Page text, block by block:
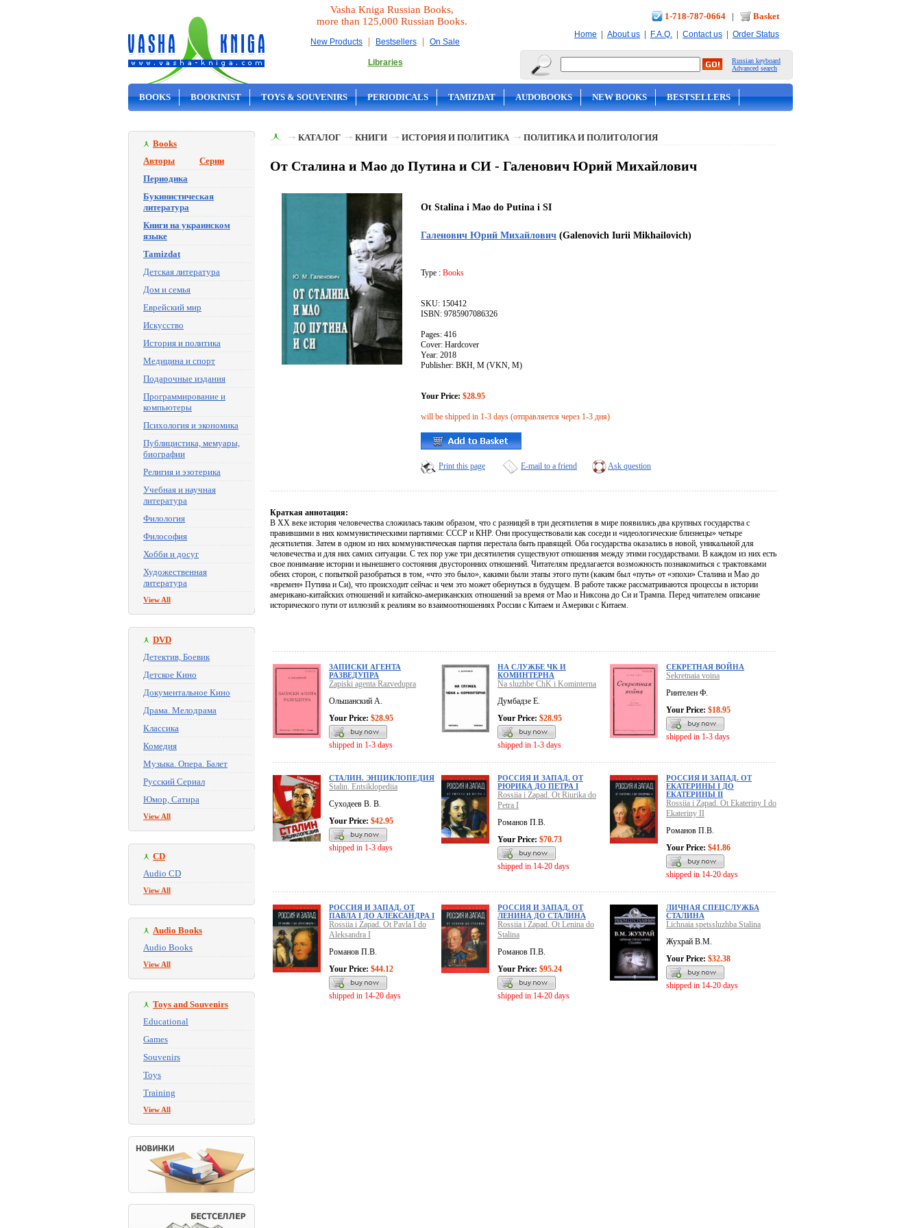
Vasha Kniga Russian Books,
more than 125,000 Russian Books.
New Products | Bestsellers | On Sale
Libraries
1-718-787-0664 | Basket
Home | About us | F.A.Q. | Contact us | Order Status
Russian keyboard
Advanced search
BOOKS BOOKINIST TOYS & SOUVENIRS PERIODICALS TAMIZDAT AUDOBOOKS NEW BOOKS BESTSELLERS
Books
Авторы
Серии
Периодика
Букинистическая
литература
Книги на украинском
языке
Tamizdat
Детская литература
Дом и семья
Еврейский мир
Искусство
История и политика
Медицина и спорт
Подарочные издания
Программирование и
компьютеры
Психология и экономика
Публицистика, мемуары,
биографии
Религия и эзотерика
Учебная и научная
литература
Филология
Философия
Хобби и досуг
Художественная
литература
View All
DVD
Детектив, Боевик
Детское Кино
Документальное Кино
Драма. Мелодрама
Классика
Комедия
Музыка. Опера. Балет
Русский Сериал
Юмор, Сатира
View All
CD
Audio CD
View All
Audio Books
Audio Books
View All
Toys and Souvenirs
Educational
Games
Souvenirs
Toys
Training
View All
КАТАЛОГ КНИГИ ИСТОРИЯ И ПОЛИТИКА ПОЛИТИКА И ПОЛИТОЛОГИЯ
От Сталина и Мао до Путина и СИ - Галенович Юрий Михайлович
Ot Stalina i Mao do Putina i SI
Галенович Юрий Михайлович (Galenovich Iurii Mikhailovich)
Type : Books
SKU: 150412
ISBN: 9785907086326
Pages: 416
Cover: Hardcover
Year: 2018
Publisher: ВКН, М (VKN, M)
Your Price: $28.95
will be shipped in 1-3 days (отправляется через 1-3 дня)
Print this page E-mail to a friend Ask question
Краткая аннотация:
В XX веке история человечества сложилась таким образом, что с разницей в три десятилетия в мире появились два крупных государства с
правившими в них коммунистическими партиями: СССР и КНР. Они просуществовали как соседи и «идеологические близнецы» четыре
десятилетия. Затем в одном из них коммунистическая партия перестала быть правящей. Оба государства оказались в новой, уникальной для
человечества и для них самих ситуации. С тех пор уже три десятилетия существуют отношения между этими государствами. В каждом из них есть
свое понимание истории и нынешнего состояния двусторонних отношений. Читателям предлагается возможность познакомиться с трактовками
обеих сторон, с попыткой разобраться в том, «что это было», какими были этапы этого пути (каким был «путь» от «эпохи» Сталина и Мао до
«времен» Путина и Си), что происходит сейчас и чем это может обернуться в будущем. В работе также рассматриваются процессы в истории
американо-китайских отношений и китайско-американских отношений за время от Мао и Никсона до Си и Трампа. Перед читателем описание
исторического пути от иллюзий к реалиям во взаимоотношениях России с Китаем и Америки с Китаем.
ЗАПИСКИ АГЕНТА
РАЗВЕДУПРА
Zapiski agenta Razvedupra
Ольшанский А.
Your Price: $28.95
shipped in 1-3 days
НА СЛУЖБЕ ЧК И
КОМИНТЕРНА
Na sluzhbe ChK i Kominterna
Думбадзе Е.
Your Price: $28.95
shipped in 1-3 days
СЕКРЕТНАЯ ВОЙНА
Sekretnaia voina
Ринтелен Ф.
Your Price: $18.95
shipped in 1-3 days
СТАЛИН. ЭНЦИКЛОПЕДИЯ
Stalin. Entsiklopediia
Суходеев В. В.
Your Price: $42.95
shipped in 1-3 days
РОССИЯ И ЗАПАД. ОТ
РЮРИКА ДО ПЕТРА I
Rossiia i Zapad. Ot Riurika do
Petra I
Романов П.В.
Your Price: $70.73
shipped in 14-20 days
РОССИЯ И ЗАПАД. ОТ
ЕКАТЕРИНЫ I ДО
ЕКАТЕРИНЫ II
Rossiia i Zapad. Ot Ekateriny I do
Ekateriny II
Романов П.В.
Your Price: $41.86
shipped in 14-20 days
РОССИЯ И ЗАПАД. ОТ
ПАВЛА I ДО АЛЕКСАНДРА I
Rossiia i Zapad. Ot Pavla I do
Aleksandra I
Романов П.В.
Your Price: $44.12
shipped in 14-20 days
РОССИЯ И ЗАПАД. ОТ
ЛЕНИНА ДО СТАЛИНА
Rossiia i Zapad. Ot Lenina do
Stalina
Романов П.В.
Your Price: $95.24
shipped in 14-20 days
ЛИЧНАЯ СПЕЦСЛУЖБА
СТАЛИНА
Lichnaia spetssluzhba Stalina
Жухрай В.М.
Your Price: $32.38
shipped in 14-20 days